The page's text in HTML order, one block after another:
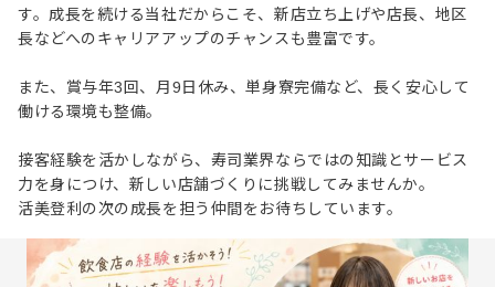
す。成長を続ける当社だからこそ、新店立ち上げや店長、地区
長などへのキャリアアップのチャンスも豊富です。
また、賞与年3回、月9日休み、単身寮完備など、長く安心して
働ける環境も整備。
接客経験を活かしながら、寿司業界ならではの知識とサービス
力を身につけ、新しい店舗づくりに挑戦してみませんか。
活美登利の次の成長を担う仲間をお待ちしています。